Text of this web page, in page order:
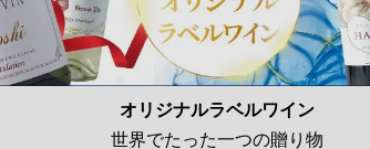
オリジナルラベルワイン
世界でたった一つの贈り物